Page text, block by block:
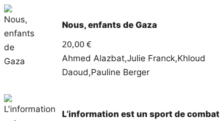
Nous, enfants de Gaza
20,00 €
Ahmed Alazbat,Julie Franck,Khloud
Daoud,Pauline Berger
L’information est un sport de combat